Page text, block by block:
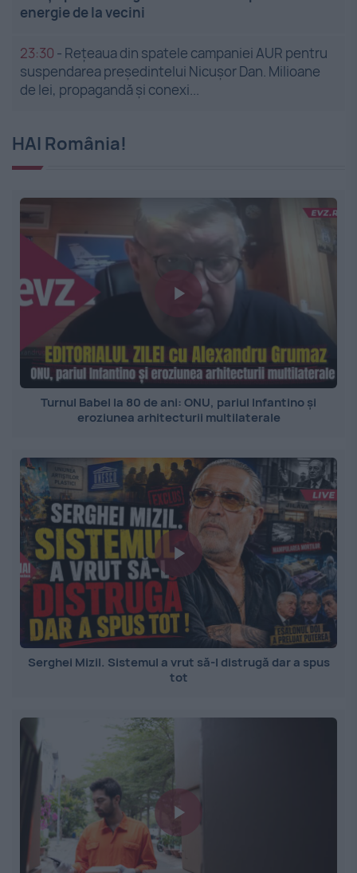
energie de la vecini
23:30 - Rețeaua din spatele campaniei AUR pentru
suspendarea președintelui Nicușor Dan. Milioane
de lei, propagandă și conexi...
HAI România!
Turnul Babel la 80 de ani: ONU, pariul Infantino și
eroziunea arhitecturii multilaterale
Serghei Mizil. Sistemul a vrut să-l distrugă dar a spus
tot